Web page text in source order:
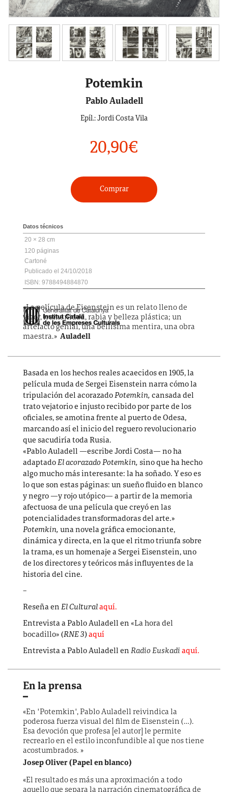
Potemkin
Pablo Auladell
Epíl.: Jordi Costa Vila
20,90€
Comprar
Datos técnicos
20 × 28 cm
120
Cartoné
24/10/2018
ISBN: 9788494884870
«La película de Eisenstein es un relato lleno de
vigor, humanidad, rabia y belleza plástica; un
artefacto genial, una bellísima mentira, una obra
maestra.» Auladell
Basada en los hechos reales acaecidos en 1905, la
película muda de Sergei Eisenstein narra cómo la
tripulación del acorazadoPotemkin, cansada del
trato vejatorio e injusto recibido por parte de los
oficiales, se amotina frente al puerto de Odesa,
marcando así el inicio del reguero revolucionario
que sacudiría toda Rusia.
«Pablo Auladell —escribe Jordi Costa— no ha
adaptadoEl acorazado Potemkin, sino que ha hecho
algo mucho más interesante: la ha soñado. Y eso es
lo que son estas páginas: un sueño fluido en blanco
y negro —y rojo utópico— a partir de la memoria
afectuosa de una película que creyó en las
potencialidades transformadoras del arte.»
Potemkin, una novela gráfica emocionante,
dinámica y directa, en la que el ritmo triunfa sobre
la trama, es un homenaje a Sergei Eisenstein, uno
de los directores y teóricos más influyentes de la
historia del cine.
–
Reseña en El Culturalaquí.
Entrevista a Pablo Auladell en «La hora del
bocadillo» (RNE 3)aquí
Entrevista a Pablo Auladell en Radio Euskadi aquí.
En la prensa
«En "Potemkin", Pablo Auladell reivindica la
poderosa fuerza visual del film de Eisenstein (…).
Esa devoción que profesa [el autor] le permite
recrearlo en el estilo inconfundible al que nos tiene
acostumbrados. »
Josep Oliver (Papel en blanco)
«El resultado es más una aproximación a todo